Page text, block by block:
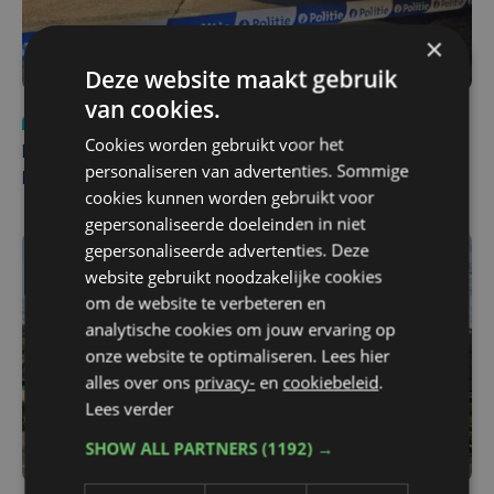
Nieuws
di 4 augustus | 09:32
Man en vrouw dood aangetroffen in woning in Sint-
Pieters Brugge
×
Deze website maakt gebruik
van cookies.
Cookies worden gebruikt voor het
personaliseren van advertenties. Sommige
cookies kunnen worden gebruikt voor
gepersonaliseerde doeleinden in niet
gepersonaliseerde advertenties. Deze
website gebruikt noodzakelijke cookies
om de website te verbeteren en
analytische cookies om jouw ervaring op
onze website te optimaliseren. Lees hier
alles over ons privacy- en cookiebeleid.
Lees verder
SHOW ALL PARTNERS(1192) →